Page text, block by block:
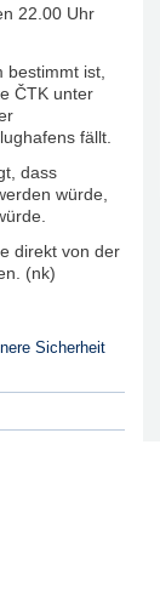
22.00 Uhr
ist,
ČTK unter
fällt.
dass
würde,
direkt von der
(nk)
Sicherheit